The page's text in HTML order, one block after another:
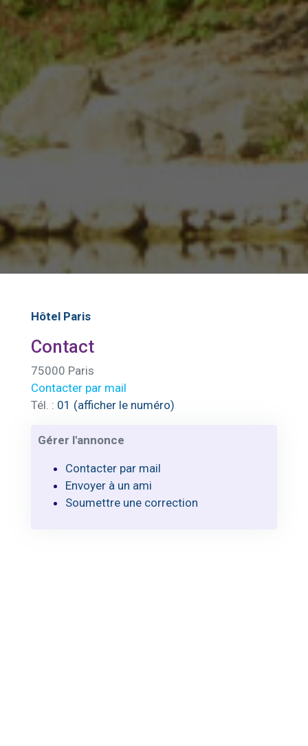
Hôtel Paris
Contact
75000 Paris
Contacter par mail
Tél. : 01 (afficher le numéro)
Gérer l'annonce
Contacter par mail
Envoyer à un ami
Soumettre une correction